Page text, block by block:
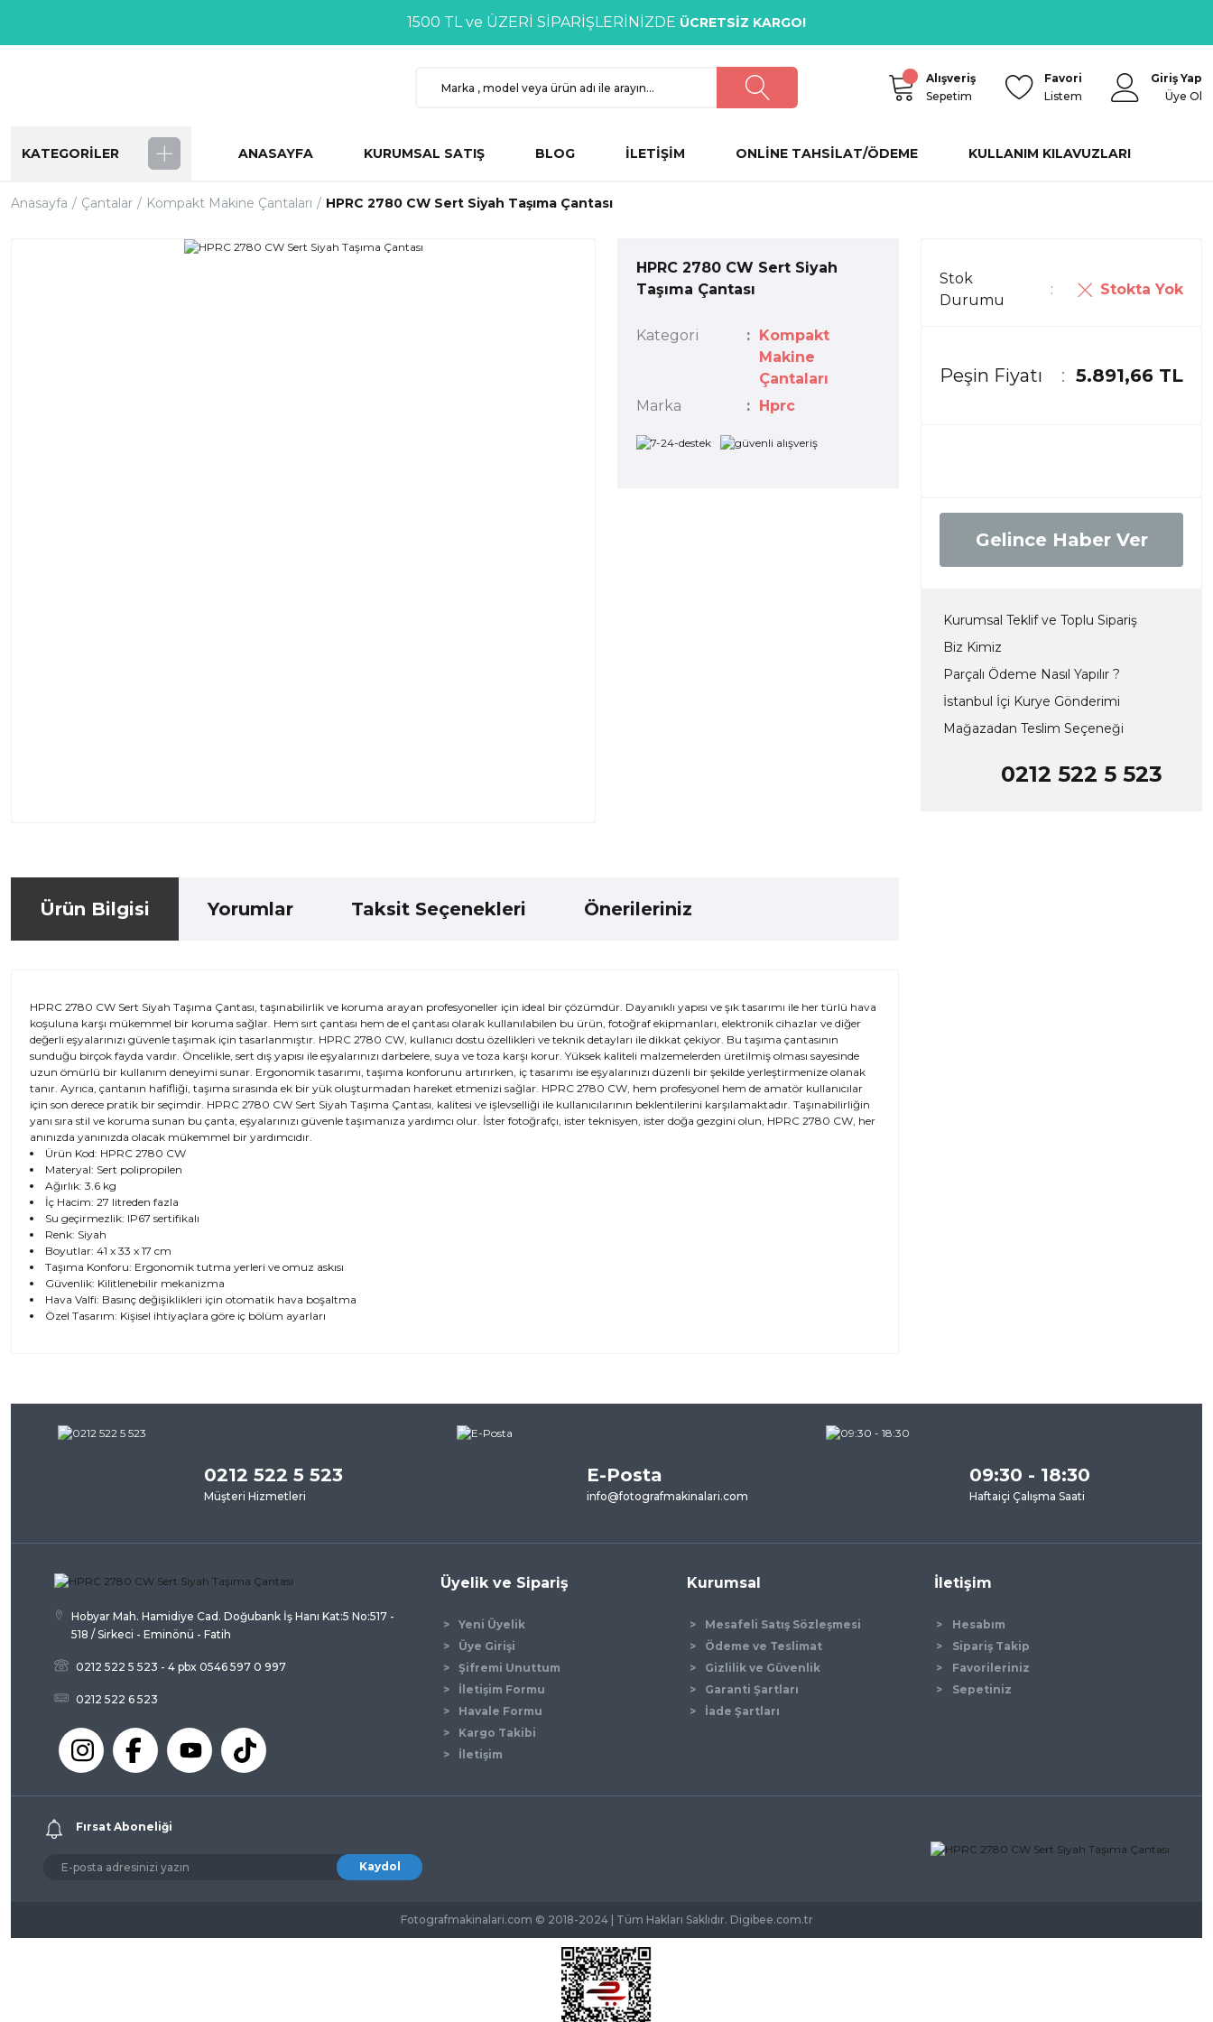
1500 TL ve ÜZERİ SİPARİŞLERİNİZDE ÜCRETSİZ KARGO!
Alışveriş
Sepetim
Favori
Listem
Giriş Yap
Üye Ol
KATEGORİLER ANASAYFA KURUMSAL SATIŞ BLOG İLETİŞİM ONLİNE TAHSİLAT/ÖDEME KULLANIM KILAVUZLARI
Anasayfa Çantalar Kompakt Makine Çantaları HPRC 2780 CW Sert Siyah Taşıma Çantası
HPRC 2780 CW Sert Siyah
Taşıma Çantası
Kategori
Kompakt
Makine
Çantaları
Marka
Hprc
Stok
Durumu
Stokta Yok
Peşin Fiyatı 5.891,66 TL
Gelince Haber Ver
Kurumsal Teklif ve Toplu Sipariş
Biz Kimiz
Parçalı Ödeme Nasıl Yapılır ?
İstanbul İçi Kurye Gönderimi
Mağazadan Teslim Seçeneği
0212 522 5 523
Ürün Bilgisi Yorumlar Taksit Seçenekleri Önerileriniz
HPRC 2780 CW Sert Siyah Taşıma Çantası, taşınabilirlik ve koruma arayan profesyoneller için ideal bir çözümdür. Dayanıklı yapısı ve şık tasarımı ile her türlü hava
koşuluna karşı mükemmel bir koruma sağlar. Hem sırt çantası hem de el çantası olarak kullanılabilen bu ürün, fotoğraf ekipmanları, elektronik cihazlar ve diğer
değerli eşyalarınızı güvenle taşımak için tasarlanmıştır. HPRC 2780 CW, kullanıcı dostu özellikleri ve teknik detayları ile dikkat çekiyor. Bu taşıma çantasının
sunduğu birçok fayda vardır. Öncelikle, sert dış yapısı ile eşyalarınızı darbelere, suya ve toza karşı korur. Yüksek kaliteli malzemelerden üretilmiş olması sayesinde
uzun ömürlü bir kullanım deneyimi sunar. Ergonomik tasarımı, taşıma konforunu artırırken, iç tasarımı ise eşyalarınızı düzenli bir şekilde yerleştirmenize olanak
tanır. Ayrıca, çantanın hafifliği, taşıma sırasında ek bir yük oluşturmadan hareket etmenizi sağlar. HPRC 2780 CW, hem profesyonel hem de amatör kullanıcılar
için son derece pratik bir seçimdir. HPRC 2780 CW Sert Siyah Taşıma Çantası, kalitesi ve işlevselliği ile kullanıcılarının beklentilerini karşılamaktadır. Taşınabilirliğin
yanı sıra stil ve koruma sunan bu çanta, eşyalarınızı güvenle taşımanıza yardımcı olur. İster fotoğrafçı, ister teknisyen, ister doğa gezgini olun, HPRC 2780 CW, her
anınızda yanınızda olacak mükemmel bir yardımcıdır.
Ürün Kod: HPRC 2780 CW
Materyal: Sert polipropilen
Ağırlık: 3.6 kg
İç Hacim: 27 litreden fazla
Su geçirmezlik: IP67 sertifikalı
Renk: Siyah
Boyutlar: 41 x 33 x 17 cm
Taşıma Konforu: Ergonomik tutma yerleri ve omuz askısı
Güvenlik: Kilitlenebilir mekanizma
Hava Valfi: Basınç değişiklikleri için otomatik hava boşaltma
Özel Tasarım: Kişisel ihtiyaçlara göre iç bölüm ayarları
Görüş ve önerileriniz için teşekkür ederiz.
Ürün resmi kalitesiz, bozuk veya görüntülenemiyor.
Ürün açıklamasında eksik bilgiler bulunuyor.
Ürün fiyatı diğer sitelerden daha pahalı.
Bu ürüne benzer farklı alternatifler olmalı.
Gönder
0212 522 5 523
Müşteri Hizmetleri
E-Posta
info@fotografmakinalari.com
09:30 - 18:30
Haftaiçi Çalışma Saati
Hobyar Mah. Hamidiye Cad. Doğubank İş Hanı Kat:5 No:517 -
518 / Sirkeci - Eminönü - Fatih
0212 522 5 523 - 4 pbx 0546 597 0 997
0212 522 6 523
Üyelik ve Sipariş
Yeni Üyelik
Üye Girişi
Şifremi Unuttum
İletişim Formu
Havale Formu
Kargo Takibi
İletişim
Kurumsal
Mesafeli Satış Sözleşmesi
Ödeme ve Teslimat
Gizlilik ve Güvenlik
Garanti Şartları
İade Şartları
İletişim
Hesabım
Sipariş Takip
Favorileriniz
Sepetiniz
Fırsat Aboneliği
Kaydol
Fotografmakinalari.com © 2018-2024 | Tüm Hakları Saklıdır. Digibee.com.tr